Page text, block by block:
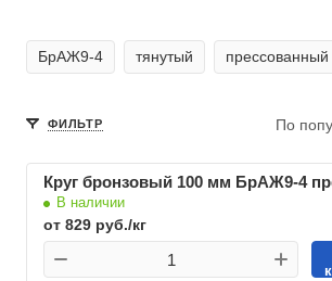
БрАЖ9-4 тянутый прессованный
ФИЛЬТР
Круг бронзовый 100 мм БрАЖ9-4
В наличии
от 829 руб./кг